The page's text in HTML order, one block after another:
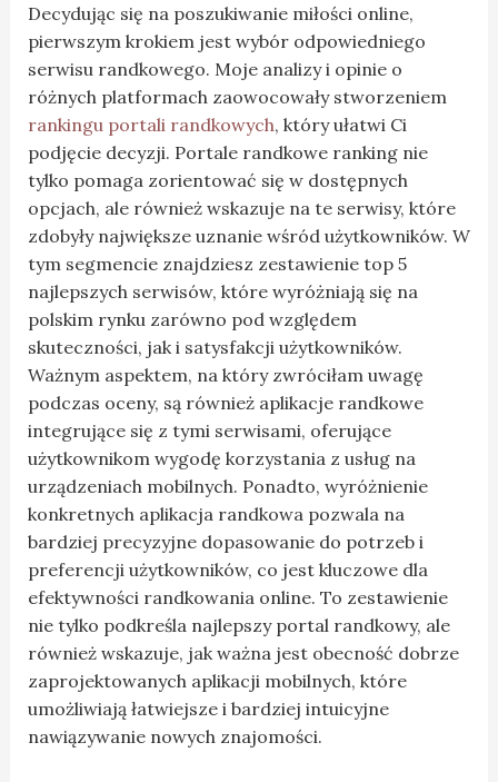
Decydując się na poszukiwanie miłości online,
pierwszym krokiem jest wybór odpowiedniego
serwisu randkowego. Moje analizy i opinie o
różnych platformach zaowocowały stworzeniem
rankingu portali randkowych, który ułatwi Ci
podjęcie decyzji. Portale randkowe ranking nie
tylko pomaga zorientować się w dostępnych
opcjach, ale również wskazuje na te serwisy, które
zdobyły największe uznanie wśród użytkowników. W
tym segmencie znajdziesz zestawienie top 5
najlepszych serwisów, które wyróżniają się na
polskim rynku zarówno pod względem
skuteczności, jak i satysfakcji użytkowników.
Ważnym aspektem, na który zwróciłam uwagę
podczas oceny, są również aplikacje randkowe
integrujące się z tymi serwisami, oferujące
użytkownikom wygodę korzystania z usług na
urządzeniach mobilnych. Ponadto, wyróżnienie
konkretnych aplikacja randkowa pozwala na
bardziej precyzyjne dopasowanie do potrzeb i
preferencji użytkowników, co jest kluczowe dla
efektywności randkowania online. To zestawienie
nie tylko podkreśla najlepszy portal randkowy, ale
również wskazuje, jak ważna jest obecność dobrze
zaprojektowanych aplikacji mobilnych, które
umożliwiają łatwiejsze i bardziej intuicyjne
nawiązywanie nowych znajomości.